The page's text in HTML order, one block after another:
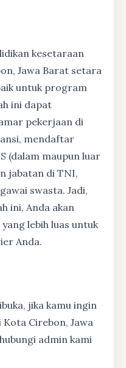
kesetaraan
Jawa Barat setara
untuk program
ini dapat
pekerjaan di
mendaftar
(dalam maupun luar
jabatan di TNI,
swasta. Jadi,
ini, Anda akan
lebih luas untuk
Anda.
jika kamu ingin
Cirebon, Jawa
admin kami